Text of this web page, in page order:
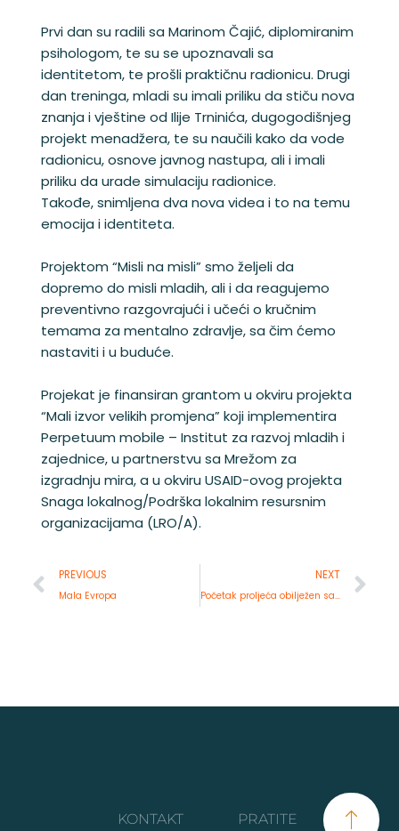
Prvi dan su radili sa Marinom Čajić, diplomiranim
psihologom, te su se upoznavali sa
identitetom, te prošli praktičnu radionicu. Drugi
dan treninga, mladi su imali priliku da stiču nova
znanja i vještine od Ilije Trninića, dugogodišnjeg
projekt menadžera, te su naučili kako da vode
radionicu, osnove javnog nastupa, ali i imali
priliku da urade simulaciju radionice.
Takođe, snimljena dva nova videa i to na temu
emocija i identiteta.
Projektom “Misli na misli” smo željeli da
dopremo do misli mladih, ali i da reagujemo
preventivno razgovrajući i učeći o kručnim
temama za mentalno zdravlje, sa čim ćemo
nastaviti i u buduće.
Projekat je finansiran grantom u okviru projekta
“Mali izvor velikih promjena” koji implementira
Perpetuum mobile – Institut za razvoj mladih i
zajednice, u partnerstvu sa Mrežom za
izgradnju mira, a u okviru USAID-ovog projekta
Snaga lokalnog/Podrška lokalnim resursnim
organizacijama (LRO/A).
Prev
PREVIOUS
Mala Evropa
NEXT
Početak proljeća obilježen sadnjom lavande
KONTAKT
PRATITE